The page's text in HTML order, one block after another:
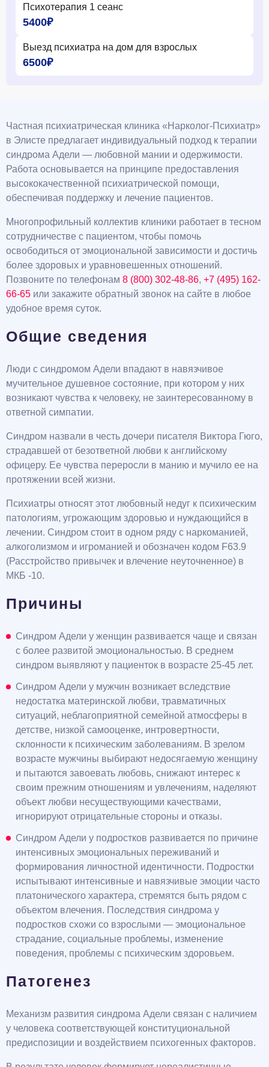
Психотерапия 1 сеанс
5400₽
Выезд психиатра на дом для взрослых
6500₽
Частная психиатрическая клиника «Нарколог-Психиатр»
в Элисте предлагает индивидуальный подход к терапии
синдрома Адели — любовной мании и одержимости.
Работа основывается на принципе предоставления
высококачественной психиатрической помощи,
обеспечивая поддержку и лечение пациентов.
Многопрофильный коллектив клиники работает в тесном
сотрудничестве с пациентом, чтобы помочь
освободиться от эмоциональной зависимости и достичь
более здоровых и уравновешенных отношений.
Позвоните по телефонам 8 (800) 302-48-86, +7 (495) 162-
66-65 или закажите обратный звонок на сайте в любое
удобное время суток.
Общие сведения
Люди с синдромом Адели впадают в навязчивое
мучительное душевное состояние, при котором у них
возникают чувства к человеку, не заинтересованному в
ответной симпатии.
Синдром назвали в честь дочери писателя Виктора Гюго,
страдавшей от безответной любви к английскому
офицеру. Ее чувства переросли в манию и мучило ее на
протяжении всей жизни.
Психиатры относят этот любовный недуг к психическим
патологиям, угрожающим здоровью и нуждающийся в
лечении. Синдром стоит в одном ряду с наркоманией,
алкоголизмом и игроманией и обозначен кодом F63.9
(Расстройство привычек и влечение неуточненное) в
МКБ -10.
Причины
Синдром Адели у женщин развивается чаще и связан
с более развитой эмоциональностью. В среднем
синдром выявляют у пациенток в возрасте 25-45 лет.
Синдром Адели у мужчин возникает вследствие
недостатка материнской любви, травматичных
ситуаций, неблагоприятной семейной атмосферы в
детстве, низкой самооценке, интровертности,
склонности к психическим заболеваниям. В зрелом
возрасте мужчины выбирают недосягаемую женщину
и пытаются завоевать любовь, снижают интерес к
своим прежним отношениям и увлечениям, наделяют
объект любви несуществующими качествами,
игнорируют отрицательные стороны и отказы.
Синдром Адели у подростков развивается по причине
интенсивных эмоциональных переживаний и
формирования личностной идентичности. Подростки
испытывают интенсивные и навязчивые эмоции часто
платонического характера, стремятся быть рядом с
объектом влечения. Последствия синдрома у
подростков схожи со взрослыми — эмоциональное
страдание, социальные проблемы, изменение
поведения, проблемы с психическим здоровьем.
Патогенез
Механизм развития синдрома Адели связан с наличием
у человека соответствующей конституциональной
предиспозиции и воздействием психогенных факторов.